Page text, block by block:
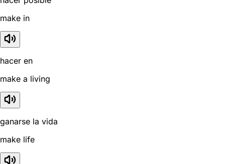
make in
hacer en
make a living
ganarse la vida
make life